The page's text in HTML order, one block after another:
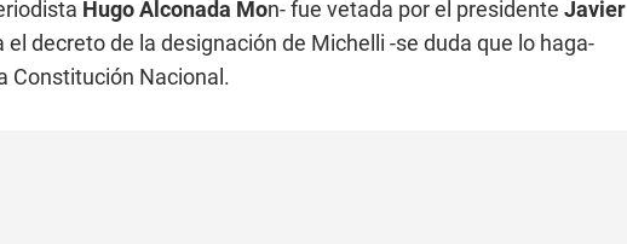
Hugo Alconada Mon- fue vetada por el presidente Javier
decreto de la designación de Michelli -se duda que lo haga-
Constitución Nacional.